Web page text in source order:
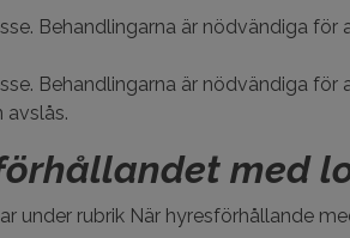
Behandlingarna är nödvändiga
Behandlingarna är nödvändiga
avslås.
med
under rubrik När hyresförhållande